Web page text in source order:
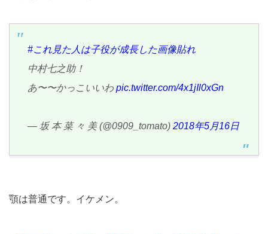
#これ見た人は子役が成長した画像貼れ
中村七之助！
あ〜〜かっこいいわ pic.twitter.com/4x1jIl0xGn
— 坂 本 菜 々 美 (@0909_tomato) 2018年5月16日
顎は普通です。イケメン。